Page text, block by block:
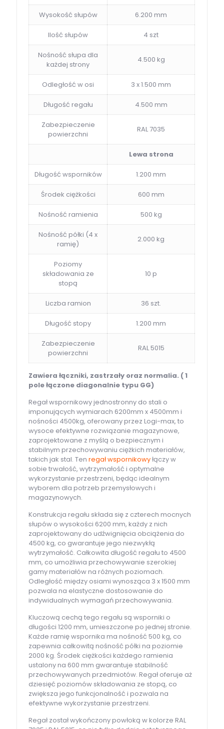
Wysokość słupów 6.200 mm
Ilość słupów 4 szt
Nośność słupa dla
każdej strony
4.500 kg
Odległość w osi 3 x 1.500 mm
Długość regału 4.500 mm
Zabezpieczenie
powierzchni
RAL 7035
Lewa strona
Długość wsporników 1.200 mm
Środek ciężkości 600 mm
Nośność ramienia 500 kg
Nośność półki (4 x
ramię)
2.000 kg
Poziomy
składowania ze
stopą
10 p
Liczba ramion 36 szt.
Długość stopy 1.200 mm
Zabezpieczenie
powierzchni
RAL 5015
Zawiera łączniki, zastrzały oraz normalia. ( 1
pole łączone diagonalnie typu GG)
Regał wspornikowy jednostronny do stali o
imponujących wymiarach 6200mm x 4500mm i
nośności 4500kg, oferowany przez Logi-max, to
wysoce efektywne rozwiązanie magazynowe,
zaprojektowane z myślą o bezpiecznym i
stabilnym przechowywaniu ciężkich materiałów,
takich jak stal. Tenregał wspornikowyłączy w
sobie trwałość, wytrzymałość i optymalne
wykorzystanie przestrzeni, będąc idealnym
wyborem dla potrzeb przemysłowych i
magazynowych.
Konstrukcja regału składa się z czterech mocnych
słupów o wysokości 6200 mm, każdy z nich
zaprojektowany do udźwignięcia obciążenia do
4500 kg, co gwarantuje jego niezwykłą
wytrzymałość. Całkowita długość regału to 4500
mm, co umożliwia przechowywanie szerokiej
gamy materiałów na różnych poziomach.
Odległość między osiami wynosząca 3 x 1500 mm
pozwala na elastyczne dostosowanie do
indywidualnych wymagań przechowywania.
Kluczową cechą tego regału są wsporniki o
długości 1200 mm, umieszczone po jednej stronie.
Każde ramię wspornika ma nośność 500 kg, co
zapewnia całkowitą nośność półki na poziomie
2000 kg. Środek ciężkości każdego ramienia
ustalony na 600 mm gwarantuje stabilność
przechowywanych przedmiotów. Regał oferuje aż
dziesięć poziomów składowania ze stopą, co
zwiększa jego funkcjonalność i pozwala na
efektywne wykorzystanie przestrzeni.
Regał został wykończony powłoką w kolorze RAL